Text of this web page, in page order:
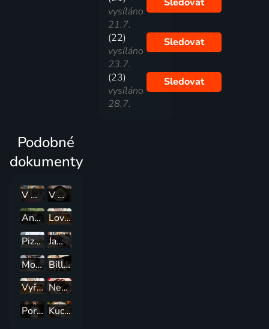
vysíláno
21.7.
(22)
vysíláno
23.7.
Sledovat
(23)
vysíláno
28.7.
Sledovat
Podobné
dokumenty
V Májině kuchyni
V mysli kuchaře
Annabel Langbein: U mě na zahrádce
Lovec chilli
Pizzaři z Parmy
Jamieho revoluce ve stravování
Molekulární kuchyně Hestona Blumenthala
Billovo jídlo
Vyřazeni
Nebesky dobré
Porážka Bobbyho Flaye
Kuchyně milovníků ryb - Pstruhové praktiky s šéfkuchařem Lázárem